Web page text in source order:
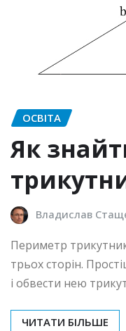
ОСВІТА
Як
Владислав
Периметр
трьох сторін.
і обвести нею
ЧИТАТИ БІЛЬШЕ